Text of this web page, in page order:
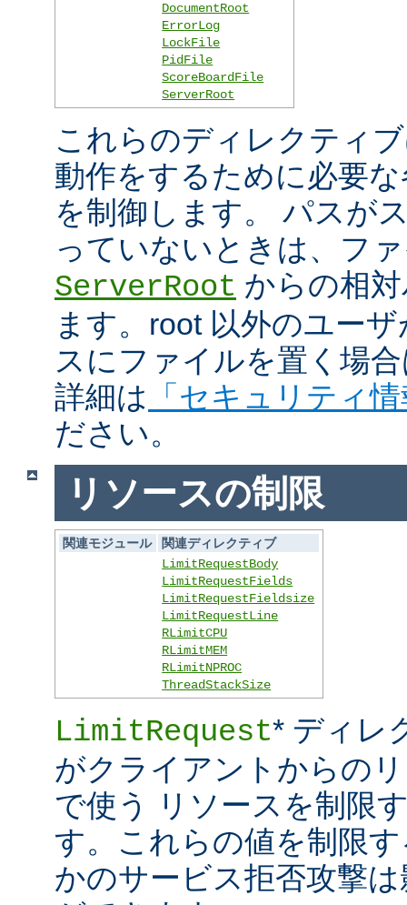
DocumentRoot
ErrorLog
LockFile
PidFile
ScoreBoardFile
ServerRoot
これらのディレクティ
動作をするために必要
を制御します。 パスが
っていないときは、フ
ServerRoot からの相
ます。root 以外のユー
スにファイルを置く場
詳細は
「セキュリティ
ださい。
リソースの制限
関連モジュール
関連ディレクティブ
LimitRequestBody
LimitRequestFields
LimitRequestFieldsize
LimitRequestLine
RLimitCPU
RLimitMEM
RLimitNPROC
ThreadStackSize
LimitRequest* ディレ
がクライアントからの
で使う リソースを制限
す。これらの値を制限
かのサービス拒否攻撃